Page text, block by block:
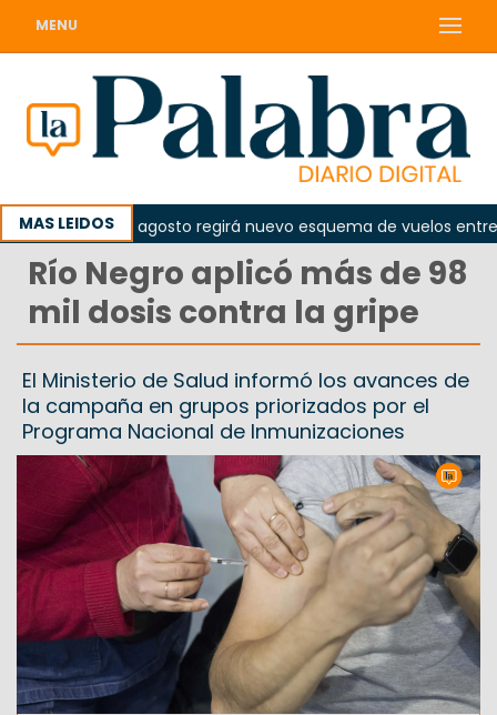
MENU
MAS LEIDOS
el 10 de agosto regirá nuevo esquema de vuelos entre
Río Negro aplicó más de 98
mil dosis contra la gripe
El Ministerio de Salud informó los avances de
la campaña en grupos priorizados por el
Programa Nacional de Inmunizaciones